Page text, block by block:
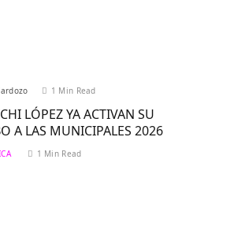
1 Min Read
LÓPEZ YA ACTIVAN SU
A LAS MUNICIPALES 2026
1 Min Read